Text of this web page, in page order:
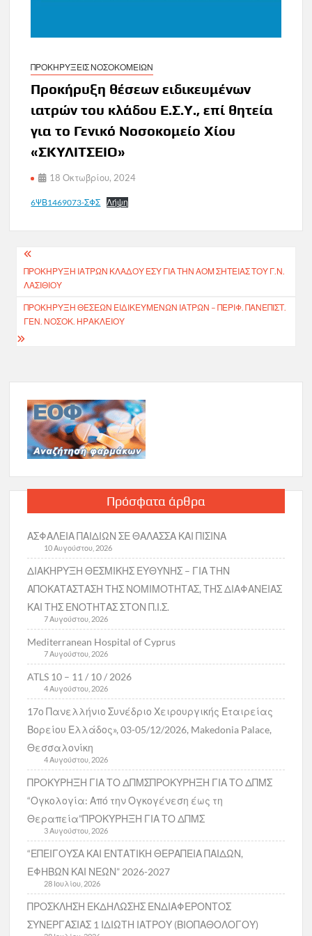
ΠΡΟΚΗΡΥΞΕΙΣ ΝΟΣΟΚΟΜΕΙΩΝ
Προκήρυξη θέσεων ειδικευμένων
ιατρών του κλάδου Ε.Σ.Υ., επί θητεία
για το Γενικό Νοσοκομείο Χίου
«ΣΚΥΛΙΤΣΕΙΟ»
18 Οκτωβρίου, 2024
6ΨΒ1469073-ΣΦΣ Λήψη
Πλοήγηση
άρθρων
ΠΡΟΚΗΡΥΞΗ ΙΑΤΡΩΝ ΚΛΑΔΟΥ ΕΣΥ ΓΙΑ ΤΗΝ ΑΟΜ ΣΗΤΕΙΑΣ ΤΟΥ Γ.Ν.
ΛΑΣΙΘΙΟΥ
ΠΡΟΚΗΡΥΞΗ ΘΕΣΕΩΝ ΕΙΔΙΚΕΥΜΕΝΩΝ ΙΑΤΡΩΝ – ΠΕΡΙΦ. ΠΑΝΕΠΙΣΤ.
ΓΕΝ. ΝΟΣΟΚ. ΗΡΑΚΛΕΙΟΥ
Πρόσφατα άρθρα
ΑΣΦΑΛΕΙΑ ΠΑΙΔΙΩΝ ΣΕ ΘΑΛΑΣΣΑ ΚΑΙ ΠΙΣΙΝΑ
10 Αυγούστου, 2026
ΔΙΑΚΗΡΥΞΗ ΘΕΣΜΙΚΗΣ ΕΥΘΥΝΗΣ – ΓΙΑ ΤΗΝ
ΑΠΟΚΑΤΑΣΤΑΣΗ ΤΗΣ ΝΟΜΙΜΟΤΗΤΑΣ, ΤΗΣ ΔΙΑΦΑΝΕΙΑΣ
ΚΑΙ ΤΗΣ ΕΝΟΤΗΤΑΣ ΣΤΟΝ Π.Ι.Σ.
7 Αυγούστου, 2026
Mediterranean Hospital of Cyprus
7 Αυγούστου, 2026
ATLS 10 – 11 / 10 / 2026
4 Αυγούστου, 2026
17ο Πανελλήνιο Συνέδριο Χειρουργικής Εταιρείας
Βορείου Ελλάδος», 03-05/12/2026, Makedonia Palace,
Θεσσαλονίκη
4 Αυγούστου, 2026
ΠΡΟΚΥΡΗΞΗ ΓΙΑ ΤΟ ΔΠΜΣΠΡΟΚΥΡΗΞΗ ΓΙΑ ΤΟ ΔΠΜΣ
“Ογκολογία: Από την Ογκογένεση έως τη
Θεραπεία”ΠΡΟΚΥΡΗΞΗ ΓΙΑ ΤΟ ΔΠΜΣ
3 Αυγούστου, 2026
“ΕΠΕΙΓΟΥΣΑ ΚΑΙ ΕΝΤΑΤΙΚΗ ΘΕΡΑΠΕΙΑ ΠΑΙΔΩΝ,
ΕΦΗΒΩΝ ΚΑΙ ΝΕΩΝ” 2026-2027
28 Ιουλίου, 2026
ΠΡΟΣΚΛΗΣΗ ΕΚΔΗΛΩΣΗΣ ΕΝΔΙΑΦΕΡΟΝΤΟΣ
ΣΥΝΕΡΓΑΣΙΑΣ 1 ΙΔΙΩΤΗ ΙΑΤΡΟΥ (ΒΙΟΠΑΘΟΛΟΓΟΥ)